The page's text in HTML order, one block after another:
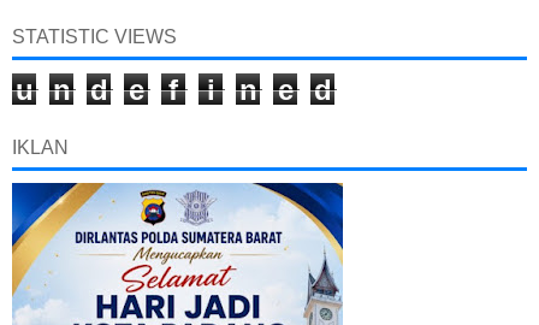
STATISTIC VIEWS
u n d e f i n e d
IKLAN